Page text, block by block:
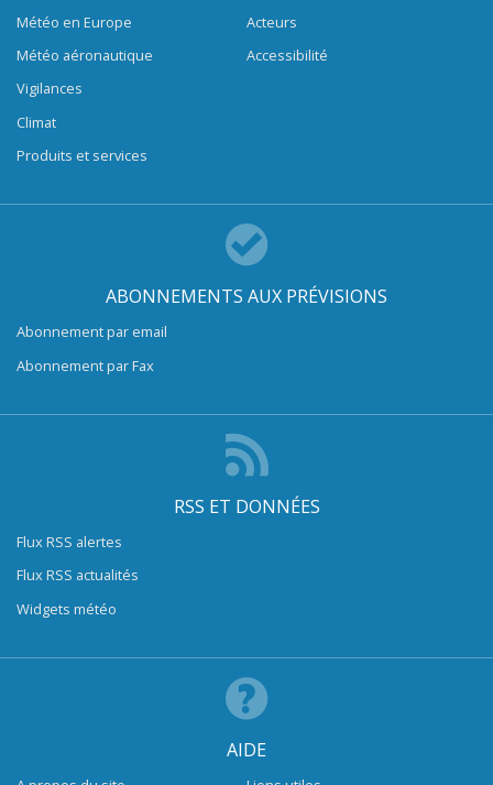
Météo en Europe
Météo aéronautique
Vigilances
Climat
Produits et services
Acteurs
Accessibilité
ABONNEMENTS AUX PRÉVISIONS
Abonnement par email
Abonnement par Fax
RSS ET DONNÉES
Flux RSS alertes
Flux RSS actualités
Widgets météo
AIDE